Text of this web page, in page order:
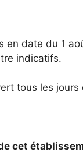
en date du 1
indicatifs.
tous les jours
cet